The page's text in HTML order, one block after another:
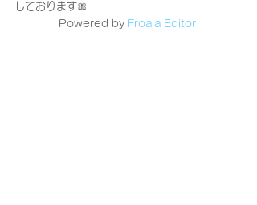
しております🎀
Powered by Froala Editor